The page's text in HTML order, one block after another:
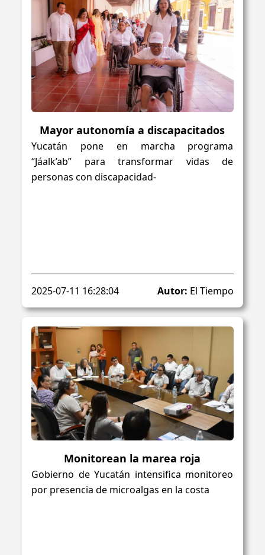
Mayor autonomía a discapacitados
Yucatán pone en marcha programa
“Jáalk’ab” para transformar vidas de
personas con discapacidad-
2025-07-11 16:28:04 Autor: El Tiempo
Monitorean la marea roja
Gobierno de Yucatán intensifica monitoreo
por presencia de microalgas en la costa